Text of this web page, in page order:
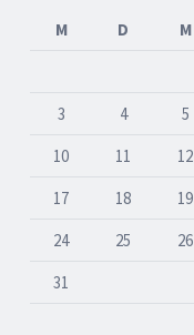
M D M
3
4 5
10
11 12
17
18 19
24
25 26
31